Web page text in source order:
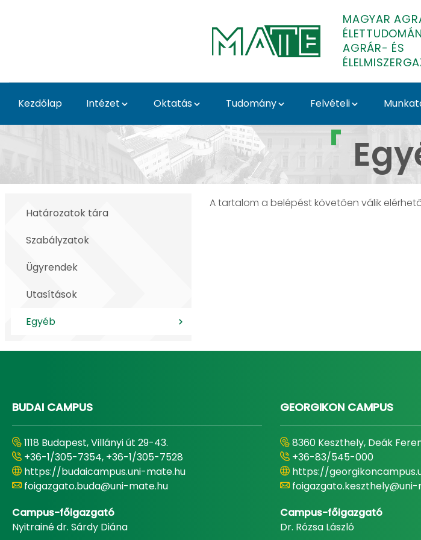
MAGYAR
AGRÁR- ÉS
Kezdőlap Intézet Oktatás Tudomány Felvételi
Egyéb - Agrár- és
Határozatok tára
Szabályzatok
Ügyrendek
Utasítások
Egyéb
A tartalom a belépést követően válik
BUDAI CAMPUS
1118 Budapest, Villányi út 29-43.
+36-1/305-7354, +36-1/305-7528
https://budaicampus.uni-mate.hu
foigazgato.buda@uni-mate.hu
Campus-főigazgató
Nyitrainé dr. Sárdy Diána
GEORGIKON CAMPUS
8360 Keszthely, Deák
+36-83/545-000
https://
Campus-főigazgató
Dr. Rózsa László